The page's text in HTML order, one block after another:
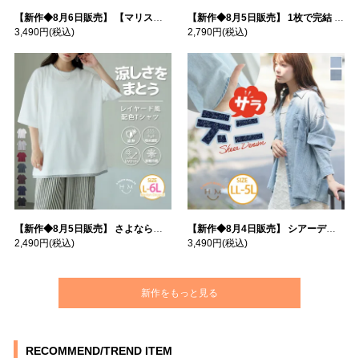
【新作◆8月6日販売】 【マリスポーツ】 運動初心者さんのための フード付き パーカー | 大きいサイズの通販ならハッピーマリリン
3,490円(税込)
【新作◆8月5日販売】 1枚で完結 袖口＆バック フハク使い トップス | 大きいサイズの通販ならハッピーマリリン
2,790円(税込)
【新作◆8月5日販売】 さよなら猛暑 涼しさを着る 遮熱 接触冷感 吸水・速乾 五分袖 コンフォートメッシュ 配色レイヤード 風ゆる Tシャツ | 大きいサイズの通販ならハッピーマリリン
2,490円(税込)
【新作◆8月4日販売】 シアーデニムで お洒落に肌隠し | 大きいサイズの通販ならハッピーマリリン
3,490円(税込)
新作をもっと見る
RECOMMEND/TREND ITEM